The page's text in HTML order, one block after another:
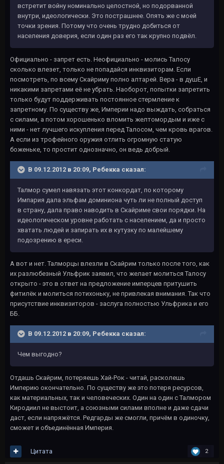
встретит войну номинально целостной, но подорванной
внутри, идеологически. Это пострашнее. Опять же с моей
точки зрения. Потому что очень трудно добиться от
населения доверия, если один раз его так крупно подвёл.
Официально - запрет есть. Неофициально - молись Талосу
сколько влезет, только не попадайся инквизиторам. Если
посмотреть, по всему Скайриму полно алтарей. Вера - в душЕ, и
никакими запретами её не убрать. Наоборот, попытки запретить
только будут поддерживать постоянное стермление к
запретному. По существу же, Империи надо выждать, собраться
с силами, а потом хорошенько вломить желтомордым и иже с
ними - нет лучшего искупления перед Талосом, чем кровь врагов.
А если из трофейного оружия отлить огромную статую
боженьке, то простит однозначно, он ведь добрый.
В 09.12.2012 в 20:09, Ребекка сказал:
Талмор сумел навязать этот конкордат, по которому
Импария дала эльфам доминиона чуть ли не полный доступ
в страну, дала право наводить в Скайриме свои порядки. На
идеологическом уровне работать с населением, да и просто
хватать людей и запирать их в кутузку по малейшему
подозрению в ереси.
А вот и нет. Талморцы влезли в Скайрим только после того, как
их разлюбезный Ульфрик заявил, что желает молиться Талосу
открыто - это в ответ на предложение имперцев притушить
фитилёк и молиться потихоньку, не привлекая внимания. Так что
присутствие инквизиторов - заслуга полностью Ульфрика и его
ББ.
В 09.12.2012 в 20:09, Ребекка сказал:
Чем выгодно?
Отдашь Скайрим, потеряешь Хай-Рок - читай, расколешь
Империю окончательно. По существу же это потеря ресурсов,
как материальных, так и человеческих. Один на один с Талмором
Киродиил не выстоит, а союзными силами вполне и даже сдачи
даст, если напряжётся. Редгарды же смогли, причём в одиночку,
сможет и объединённая Империя.
2
Цитата